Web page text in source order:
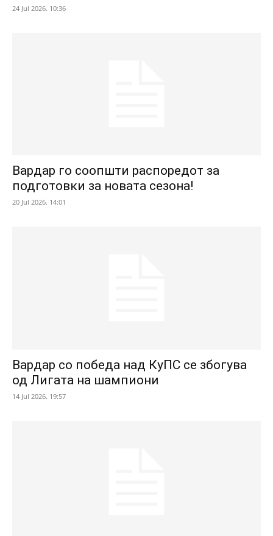
24 Jul 2026. 10:36
Вардар го соопшти распоредот за
подготовки за новата сезона!
20 Jul 2026. 14:01
Вардар со победа над КуПС се збогува
од Лигата на шампиони
14 Jul 2026. 19:57